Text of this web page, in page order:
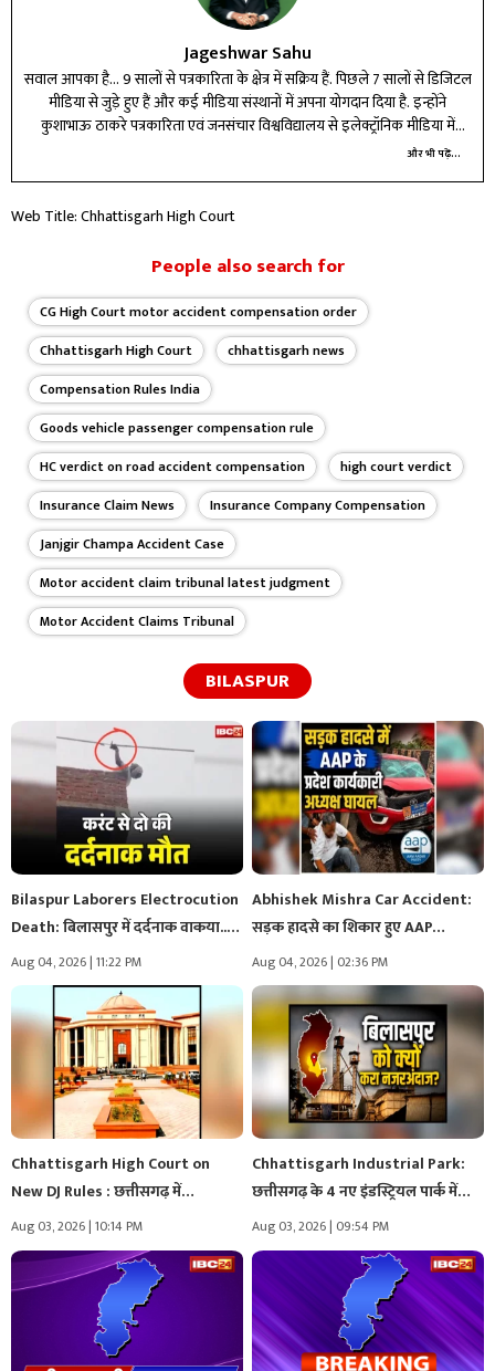
Jageshwar Sahu
सवाल आपका है... 9 सालों से पत्रकारिता के क्षेत्र में सक्रिय हैं. पिछले 7 सालों से डिजिटल
मीडिया से जुड़े हुए हैं और कई मीडिया संस्थानों में अपना योगदान दिया है. इन्होंने
कुशाभाऊ ठाकरे पत्रकारिता एवं जनसंचार विश्वविद्यालय से इलेक्ट्रॉनिक मीडिया में
और भी पढ़ें...
Web Title: Chhattisgarh High Court
People also search for
CG High Court motor accident compensation order
Chhattisgarh High Court
chhattisgarh news
Compensation Rules India
Goods vehicle passenger compensation rule
HC verdict on road accident compensation
high court verdict
Insurance Claim News
Insurance Company Compensation
Janjgir Champa Accident Case
Motor accident claim tribunal latest judgment
Motor Accident Claims Tribunal
BILASPUR
Bilaspur Laborers Electrocution
Death: बिलासपुर में दर्दनाक वाकया..
11 केवी…
Aug 04, 2026 | 11:22 PM
Abhishek Mishra Car Accident:
सड़क हादसे का शिकार हुए AAP…
Aug 04, 2026 | 02:36 PM
Chhattisgarh High Court on
New DJ Rules : छत्तीसगढ़ में…
Aug 03, 2026 | 10:14 PM
Chhattisgarh Industrial Park:
छत्तीसगढ़ के 4 नए इंडस्ट्रियल पार्क में…
Aug 03, 2026 | 09:54 PM